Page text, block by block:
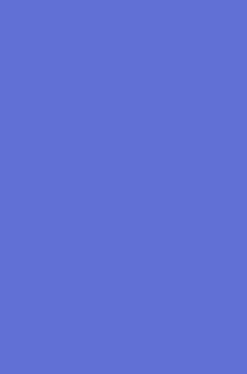
Sabtu